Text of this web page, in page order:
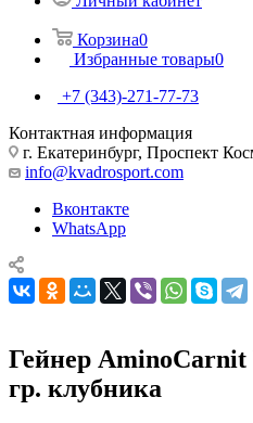
Корзина0
Избранные товары0
+7 (343)-271-77-73
Контактная информация
г. Екатеринбург, Проспект
info@kvadrosport.com
Вконтакте
WhatsApp
Гейнер AminoCarnit
гр. клубника